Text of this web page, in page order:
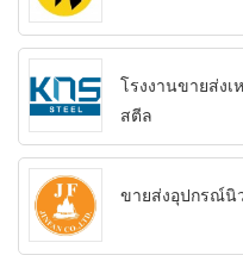
โรงงานขายส่ง
สตีล
ขายส่งอุปกรณ์นิ